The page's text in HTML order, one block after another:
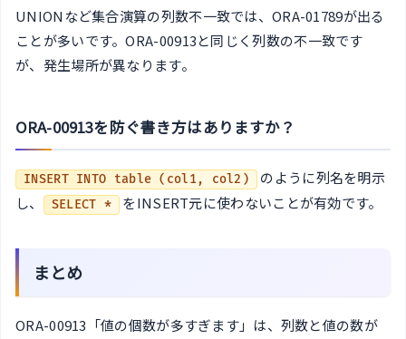
UNIONなど集合演算の列数不一致では、ORA-01789が出る
ことが多いです。ORA-00913と同じく列数の不一致です
が、発生場所が異なります。
ORA-00913を防ぐ書き方はありますか？
INSERT INTO table (col1, col2)
のように列名を明示
し、
SELECT * をINSERT元に使わないことが有効です。
まとめ
ORA-00913「値の個数が多すぎます」は、列数と値の数が